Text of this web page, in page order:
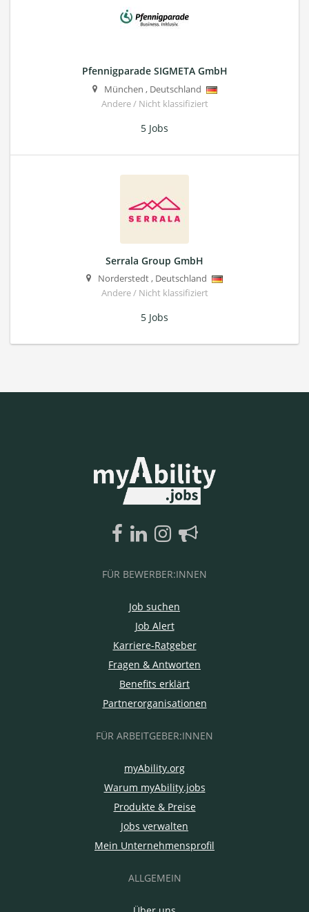
Pfennigparade SIGMETA GmbH
München , Deutschland
Andere / Nicht klassifiziert
5 Jobs
Serrala Group GmbH
Norderstedt, Deutschland
Andere / Nicht klassifiziert
5 Jobs
FÜR BEWERBER:INNEN
Job suchen
Job Alert
Karriere-Ratgeber
Fragen & Antworten
Benefits erklärt
Partnerorganisationen
FÜR ARBEITGEBER:INNEN
myAbility.org
Warum myAbility.jobs
Produkte & Preise
Jobs verwalten
Mein Unternehmensprofil
ALLGEMEIN